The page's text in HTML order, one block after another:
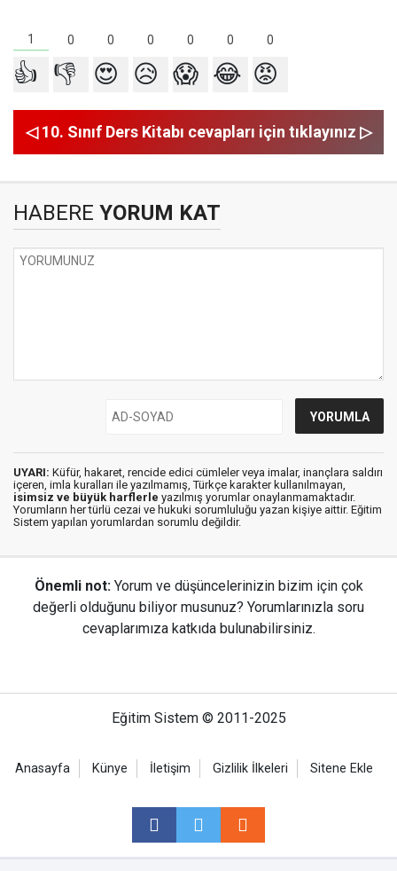
1 0 0 0 0 0 0
👍 👎 😍 😥 😱 😂 😡
◁ 10. Sınıf Ders Kitabı cevapları için tıklayınız ▷
HABERE YORUM KAT
UYARI: Küfür, hakaret, rencide edici cümleler veya imalar, inançlara saldırı
içeren, imla kuralları ile yazılmamış, Türkçe karakter kullanılmayan,
isimsiz ve büyük harflerle yazılmış yorumlar onaylanmamaktadır.
Yorumların her türlü cezai ve hukuki sorumluluğu yazan kişiye aittir. Eğitim
Sistem yapılan yorumlardan sorumlu değildir.
Önemli not: Yorum ve düşüncelerinizin bizim için çok
değerli olduğunu biliyor musunuz? Yorumlarınızla soru
cevaplarımıza katkıda bulunabilirsiniz.
Eğitim Sistem © 2011-2025
Anasayfa Künye İletişim Gizlilik İlkeleri Sitene Ekle